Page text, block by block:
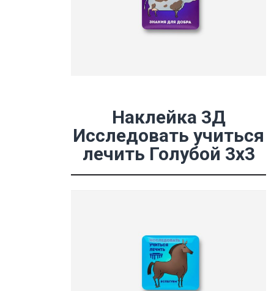
Наклейка 3Д
Исследовать учиться
лечить Голубой 3х3